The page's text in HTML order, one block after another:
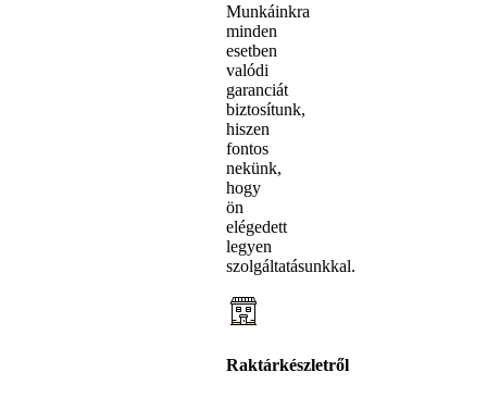
Munkáinkra
minden
esetben
valódi
garanciát
biztosítunk,
hiszen
fontos
nekünk,
hogy
ön
elégedett
legyen
szolgáltatásunkkal.
Raktárkészletről